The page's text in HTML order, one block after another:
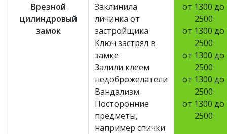
Врезной
цилиндровый
замок
Заклинила
личинка от
застройщика
Ключ застрял в
замке
Залили клеем
недоброжелатели
Вандализм
Посторонние
предметы,
например спички
от 1300 до
2500
от 1300 до
2500
от 1300 до
2500
от 1300 до
2500
от 1300 до
2500